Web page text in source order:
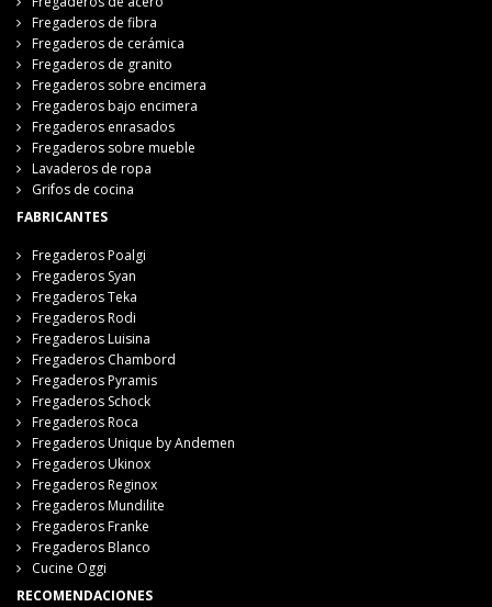
Fregaderos de fibra
Fregaderos de cerámica
Fregaderos de granito
Fregaderos sobre encimera
Fregaderos bajo encimera
Fregaderos enrasados
Fregaderos sobre mueble
Lavaderos de ropa
Grifos de cocina
FABRICANTES
Fregaderos Poalgi
Fregaderos Syan
Fregaderos Teka
Fregaderos Rodi
Fregaderos Luisina
Fregaderos Chambord
Fregaderos Pyramis
Fregaderos Schock
Fregaderos Roca
Fregaderos Unique by Andemen
Fregaderos Ukinox
Fregaderos Reginox
Fregaderos Mundilite
Fregaderos Franke
Fregaderos Blanco
Cucine Oggi
RECOMENDACIONES